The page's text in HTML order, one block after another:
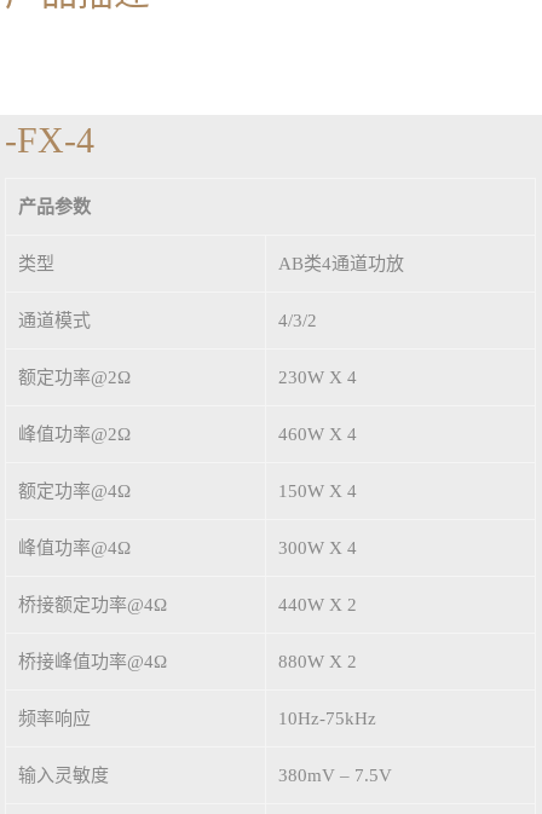
-FX-4
产品参数
类型 AB类4通道功放
通道模式 4/3/2
额定功率@2Ω 230W X 4
峰值功率@2Ω 460W X 4
额定功率@4Ω 150W X 4
峰值功率@4Ω 300W X 4
桥接额定功率@4Ω 440W X 2
桥接峰值功率@4Ω 880W X 2
频率响应 10Hz-75kHz
输入灵敏度 380mV – 7.5V